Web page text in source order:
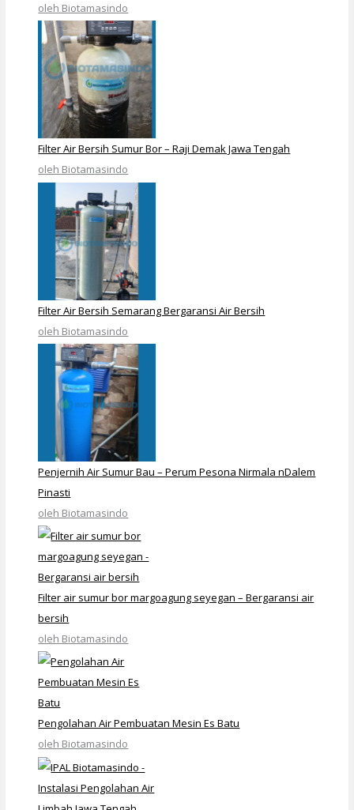
oleh Biotamasindo
Filter Air Bersih Sumur Bor – Raji Demak Jawa Tengah
oleh Biotamasindo
Filter Air Bersih Semarang Bergaransi Air Bersih
oleh Biotamasindo
Penjernih Air Sumur Bau – Perum Pesona Nirmala nDalem
Pinasti
oleh Biotamasindo
Filter air sumur bor margoagung seyegan – Bergaransi air
bersih
oleh Biotamasindo
Pengolahan Air Pembuatan Mesin Es Batu
oleh Biotamasindo